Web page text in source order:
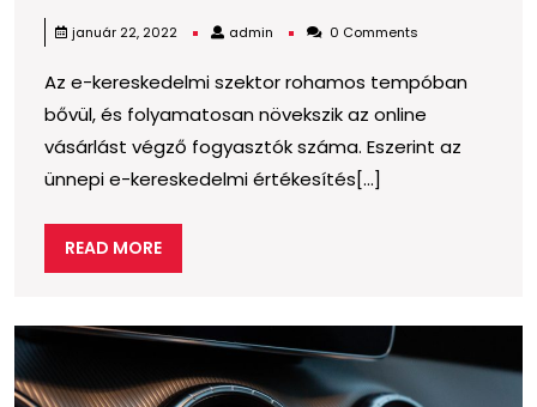
lebonyolítása
január 22, 2022 admin admin 0 Comments
Az e-kereskedelmi szektor rohamos tempóban
bővül, és folyamatosan növekszik az online
vásárlást végző fogyasztók száma. Eszerint az
ünnepi e-kereskedelmi értékesítés[...]
READ MOREREAD
MORE